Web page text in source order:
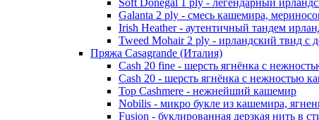
Soft Donegal 1 ply - легендарный
Galanta 2 ply - смесь кашемира,
Irish Heather - аутентичный тандем
Tweed Mohair 2 ply - ирландский твид с
Пряжа Casagrande (Италия)
Cash 20 fine - шерсть ягнёнка с
Cash 20 - шерсть ягнёнка с нежностью
Top Cashmere - нежнейший кашемир
Nobilis - микро букле из кашемира,
Fusion - буклированная дерзкая нить в